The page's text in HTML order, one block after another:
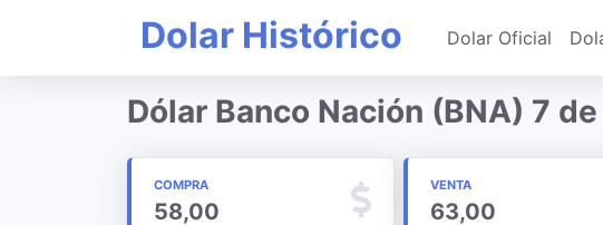
Dolar Histórico Dolar Oficial
Dólar Banco Nación (BNA) 7
COMPRA
58,00
VENTA
63,00